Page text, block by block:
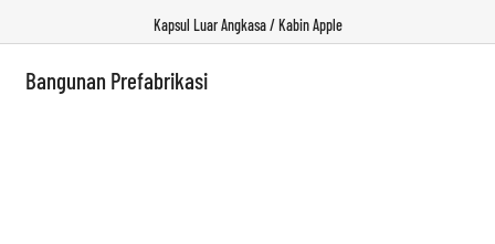
Kapsul Luar Angkasa / Kabin Apple
Bangunan Prefabrikasi